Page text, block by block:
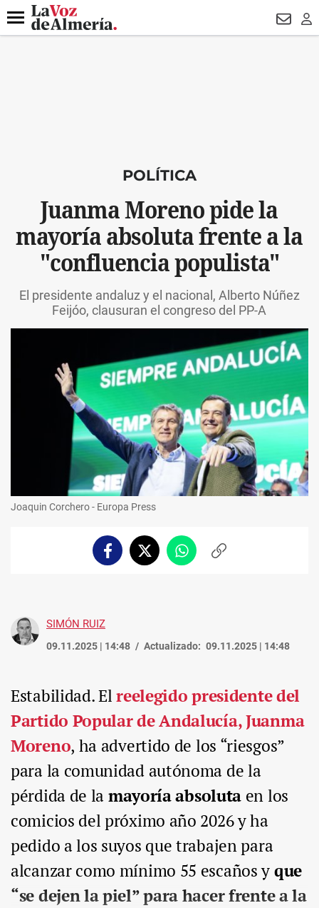
DESTACADO CONDENADOS
Menú
POLÍTICA
Juanma Moreno pide la
mayoría absoluta frente a la
"confluencia populista"
El presidente andaluz y el nacional, Alberto Núñez
Feijóo, clausuran el congreso del PP-A
Joaquin Corchero - Europa Press
FacebookTwitterWhatsappCopiar
SIMÓN RUIZ
09.11.2025 | 14:48 Actualizado: 09.11.2025 | 14:48
Estabilidad. Elreelegido presidente del
Partido Popular de Andalucía, Juanma
Moreno, ha advertido de los “riesgos”
para la comunidad autónoma de la
pérdida de la mayoría absoluta en los
comicios del próximo año 2026 y ha
pedido a los suyos que trabajen para
alcanzar como mínimo 55 escaños yque
“se dejen la piel” para hacer frente a la